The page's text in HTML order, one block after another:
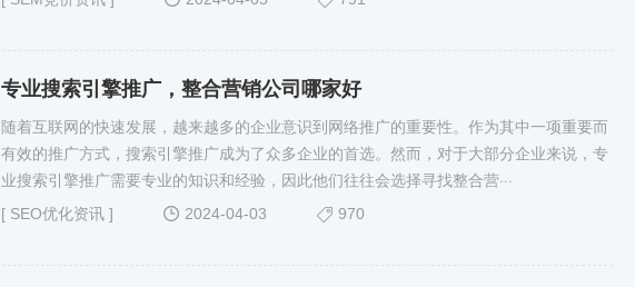
专业搜索引擎推广，整合营销公司哪家好
随着互联网的快速发展，越来越多的企业意识到网络推广的重要性。作为其中一项重要而
有效的推广方式，搜索引擎推广成为了众多企业的首选。然而，对于大部分企业来说，专
业搜索引擎推广需要专业的知识和经验，因此他们往往会选择寻找整合营···
[ SEO优化资讯 ] 2024-04-03 970